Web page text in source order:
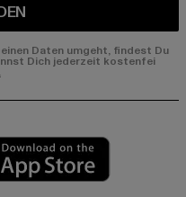
Daten umgeht, findest Du
Dich jederzeit kostenfei